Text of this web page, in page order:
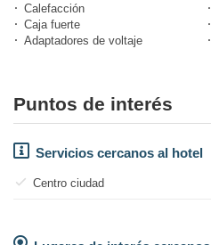
Calefacción
Caja fuerte
Adaptadores de voltaje
Puntos de interés
Servicios cercanos al hotel
Centro ciudad